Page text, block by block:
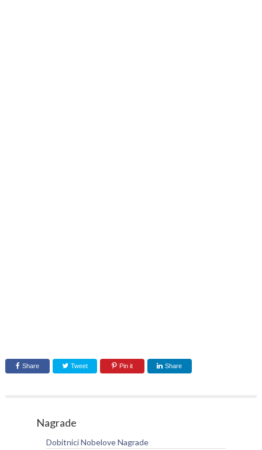
Share Tweet Pin it Share
Nagrade
Dobitnici Nobelove Nagrade